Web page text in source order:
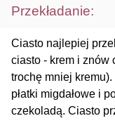
Przekładanie:
Ciasto najlepiej
ciasto - krem i znów
trochę mniej
płatki migdałowe i
czekoladą. Ciasto